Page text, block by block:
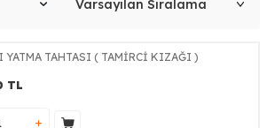
YATMA TAHTASI ( TAMİRCİ KIZAĞI )
TL